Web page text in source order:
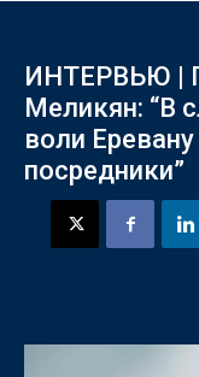
ИНТЕРВЬЮ |
Меликян: “В
воли
посредники”